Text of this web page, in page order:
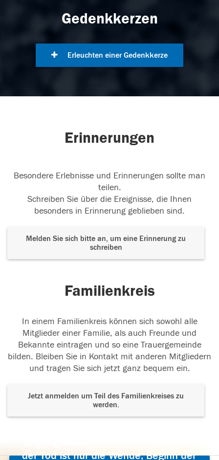
Gedenkkerzen
Erleuchten einer Gedenkkerze
Erinnerungen
Besondere Erlebnisse und Erinnerungen sollte man
teilen.
Schreiben Sie über die Ereignisse, die Ihnen
besonders in Erinnerung geblieben sind.
Melden Sie sich bitte an, um eine Erinnerung zu
schreiben
Familienkreis
In einem Familienkreis können sich sowohl alle
Mitglieder einer Familie, als auch Freunde und
Bekannte eintragen und so eine Trauergemeinde
bilden. Bleiben Sie in Kontakt mit anderen Mitgliedern
und tragen Sie sich jetzt ganz bequem ein.
Jetzt anmelden um Teil des Familienkreises zu
werden.
der Tod ist nur die Wende, Beginn der